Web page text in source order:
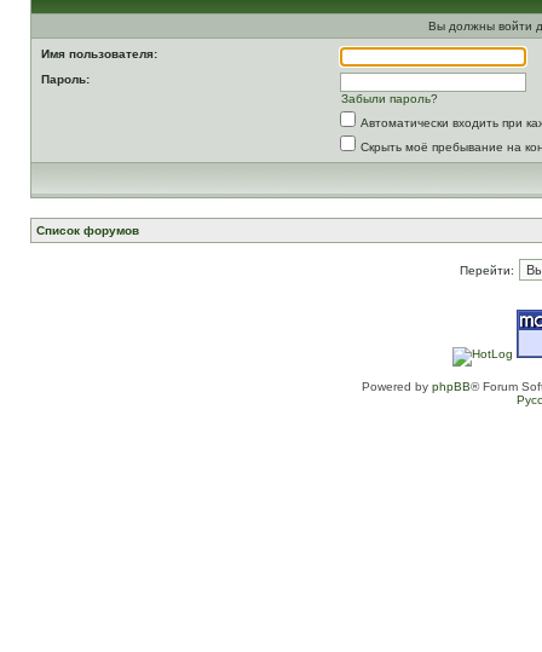
Вы должны войти
Имя пользователя:
Пароль:
Забыли пароль?
Автоматически входить при
Скрыть моё пребывание на
Список форумов
Перейти:
Powered by phpBB® Forum